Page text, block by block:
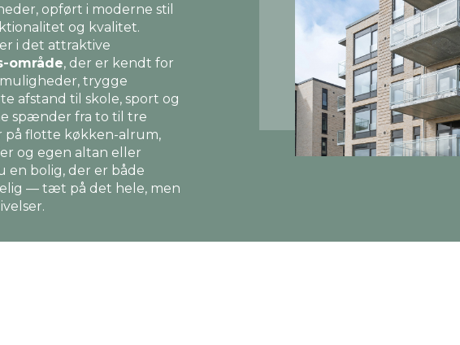
opført i moderne stil
og kvalitet.
i det attraktive
område, der er kendt for
trygge
afstand til skole, sport og
spænder fra to til tre
flotte køkken-alrum,
og egen altan eller
en bolig, der er både
— tæt på det hele, men